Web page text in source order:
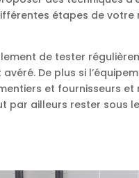
étapes de
de tester
avéré. De plus si
et fournisseurs et
par ailleurs rester sous